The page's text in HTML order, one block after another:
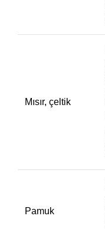
Mısır, çeltik
Pamuk